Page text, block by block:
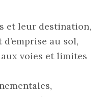
et leur destination,
au sol,
voies et limites